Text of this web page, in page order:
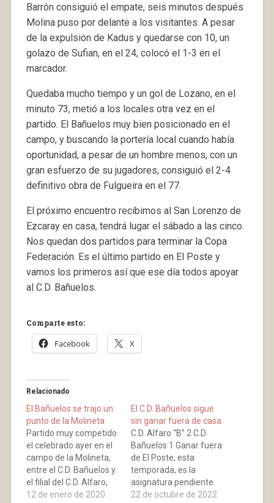
Barrón consiguió el empate, seis minutos después
Molina puso por delante a los visitantes. A pesar
de la expulsión de Kadus y quedarse con 10, un
golazo de Sufian, en el 24, colocó el 1-3 en el
marcador.
Quedaba mucho tiempo y un gol de Lozano, en el
minuto 73, metió a los locales otra vez en el
partido. El Bañuelos muy bien posicionado en el
campo, y buscando la portería local cuando había
oportunidad, a pesar de un hombre menos, con un
gran esfuerzo de su jugadores, consiguió el 2-4
definitivo obra de Fulgueira en el 77.
El próximo encuentro recibimos al San Lorenzo de
Ezcaray en casa, tendrá lugar el sábado a las cinco.
Nos quedan dos partidos para terminar la Copa
Federación. Es el último partido en El Poste y
vamos los primeros así que ese día todos apoyar
al C.D. Bañuelos.
Comparte esto:
Facebook X
Relacionado
El Bañuelos se trajo un
punto de la Molineta
Partido muy competido
el celebrado ayer en el
campo de la Molineta,
entre el C.D. Bañuelos y
el filial del C.D. Alfaro,
con dos tiempos
12 de enero de 2020
El C.D. Bañuelos sigue
sin ganar fuera de casa
C.D. Alfaro “B” 2 C.D.
Bañuelos 1 Ganar fuera
de El Poste, esta
temporada, es la
asignatura pendiente
del Bañuelos. Hoy
22 de octubre de 2022